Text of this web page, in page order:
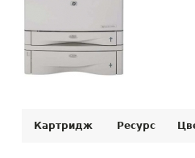
Картридж Ресурс